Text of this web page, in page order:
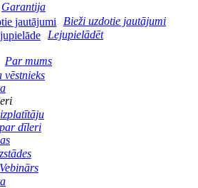
Garantija
Bieži uzdotie jautājumi
Lejupielādēt
Par mums
vēstnieks
dīleri
Vebinārs